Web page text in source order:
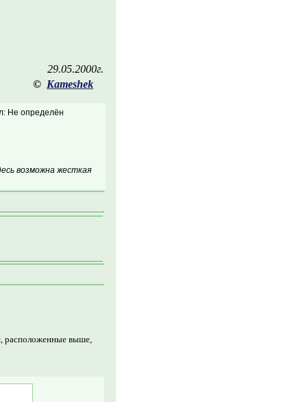
29.05.2000г.
© Kameshek
Не определён
возможна жесткая
расположенные выше,